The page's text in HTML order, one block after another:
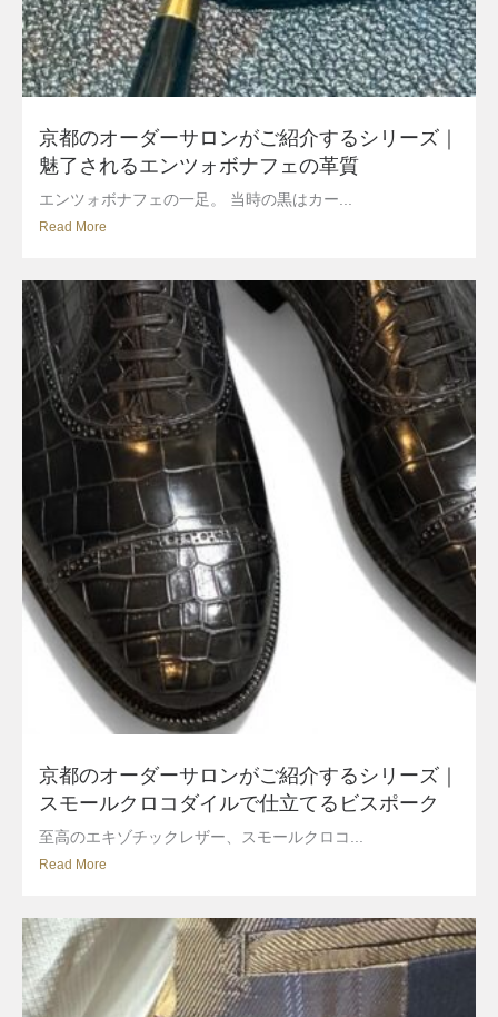
京都のオーダーサロンがご紹介するシリーズ｜
魅了されるエンツォボナフェの革質
エンツォボナフェの一足。 当時の黒はカー...
Read More
京都のオーダーサロンがご紹介するシリーズ｜
スモールクロコダイルで仕立てるビスポーク
至高のエキゾチックレザー、スモールクロコ...
Read More